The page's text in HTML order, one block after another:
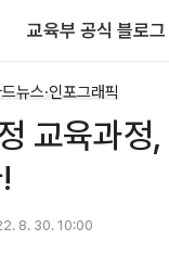
교육부 공식 블로그
뉴스·인포그래픽
교육과정,
8. 30. 10:00